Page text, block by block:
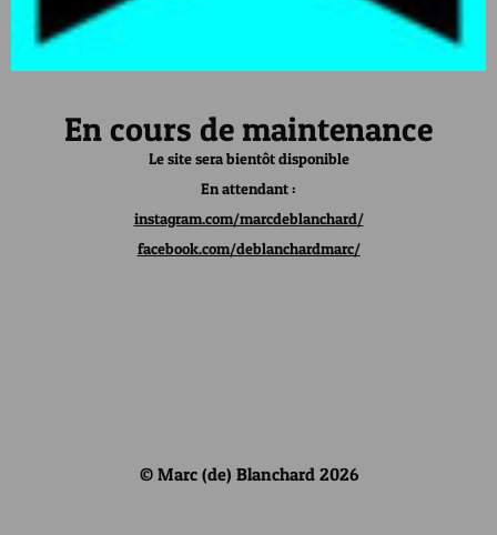
En cours de maintenance
Le site sera bientôt disponible
En attendant :
instagram.com/marcdeblanchard/
facebook.com/deblanchardmarc/
© Marc (de) Blanchard 2026